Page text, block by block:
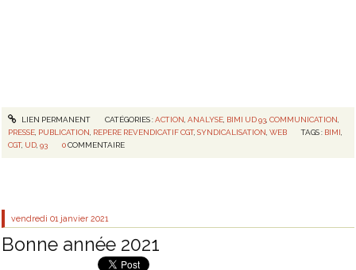
LIEN PERMANENT CATÉGORIES :ACTION ANALYSE, BIMI UD 93, COMMUNICATION
PRESSE PUBLICATION REPERE REVENDICATIF CGT,SYNDICALISATION ,WEB TAGS : BIMI
CGT, UD ,93 0 COMMENTAIRE
vendredi 01 janvier 2021
Bonne année 2021